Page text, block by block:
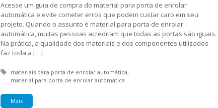
Acesse um guia de compra do material para porta de enrolar
automática e evite cometer erros que podem custar caro em seu
projeto. Quando o assunto é material para porta de enrolar
automática, muitas pessoas acreditam que todas as portas são iguais.
Na prática, a qualidade dos materiais e dos componentes utilizados
faz toda a […]
Tagged with:
materiais para porta de enrolar automática
material para porta de enrolar automática
Mais